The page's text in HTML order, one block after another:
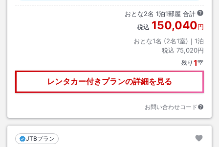
おとな2名 1泊1部屋 合計
税込 150,040円
おとな1名 (2名1室)｜ 1泊
税込 75,020円
残り 1室
レンタカー付きプランの詳細を見る
お問い合わせコード
JTBプラン